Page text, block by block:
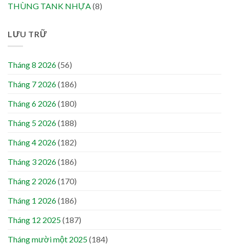
THÙNG TANK NHỰA (8)
LƯU TRỮ
Tháng 8 2026(56)
Tháng 7 2026(186)
Tháng 6 2026(180)
Tháng 5 2026(188)
Tháng 4 2026(182)
Tháng 3 2026(186)
Tháng 2 2026(170)
Tháng 1 2026(186)
Tháng 12 2025(187)
Tháng mười một 2025(184)